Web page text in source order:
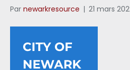
Par newarkresource | 21 mars